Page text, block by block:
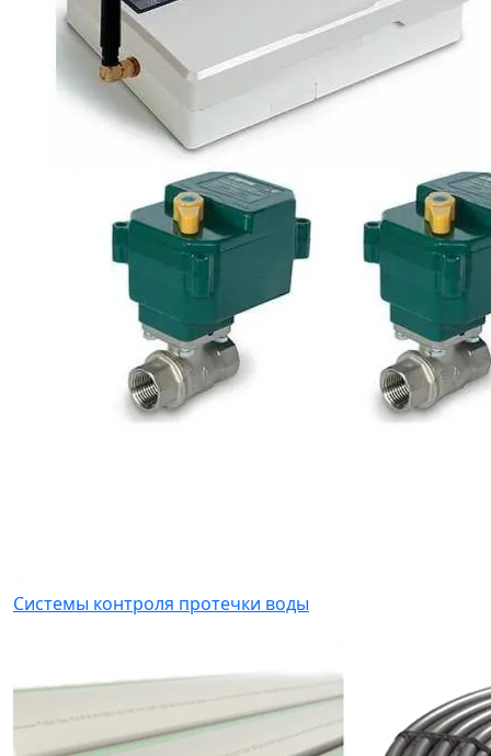
Системы контроля протечки воды